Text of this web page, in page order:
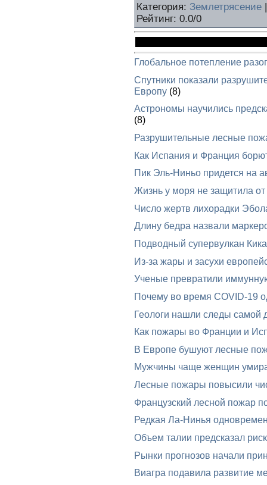
Категория: Землетрясение
Рейтинг: 0.0/0
Глобальное потепление
Спутники показали
Европу (8)
Астрономы научились
(8)
Разрушительные лесные
Как Испания и Франция
Пик Эль-Ниньо придется на
Жизнь у моря не защитила
Число жертв лихорадки
Длину бедра назвали
Подводный супервулкан
Из-за жары и засухи
Ученые превратили
Почему во время COVID-19
Геологи нашли следы самой
Как пожары во Франции и
В Европе бушуют лесные
Мужчины чаще женщин
Лесные пожары повысили
Французский лесной пожар
Редкая Ла-Нинья
Объем талии предсказал
Рынки прогнозов начали
Виагра подавила развитие